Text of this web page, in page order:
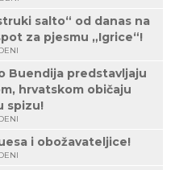
salto“ od danas na
za pjesmu „Igrice“!
Buendija predstavljaju
hrvatskom običaju
spizu!
i obožavateljice!